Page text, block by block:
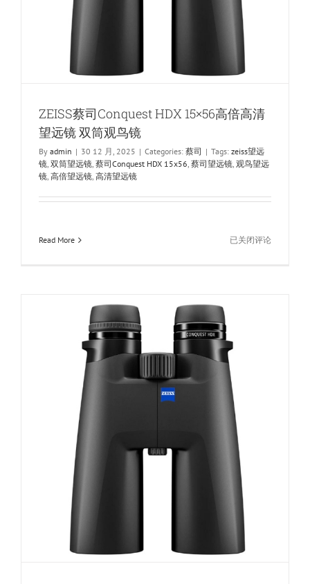
ZEISS蔡司Conquest HDX 15×56高倍高清
望远镜 双筒观鸟镜
By admin | 30 12 月, 2025 | Categories: 蔡司 | Tags: zeiss望远
镜, 双筒望远镜, 蔡司Conquest HDX 15x56, 蔡司望远镜, 观鸟望远
镜, 高倍望远镜, 高清望远镜
Read More
ZEISS
高
清
望
远
镜
双
筒
已关闭评论